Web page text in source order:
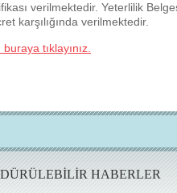
verilmektedir. Yeterlilik
karşılığında verilmektedir.
tıklayınız.
HABERLER